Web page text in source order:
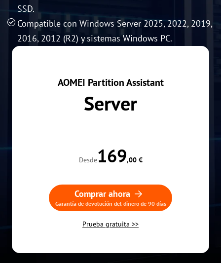
SSD.
Compatible con Windows Server 2025, 2022, 2019,
2016, 2012 (R2) y sistemas Windows PC.
AOMEI Partition Assistant
Server
Desde169,00 €
Comprar ahora
Garantía de devolución del dinero de 90 días
Prueba gratuita >>